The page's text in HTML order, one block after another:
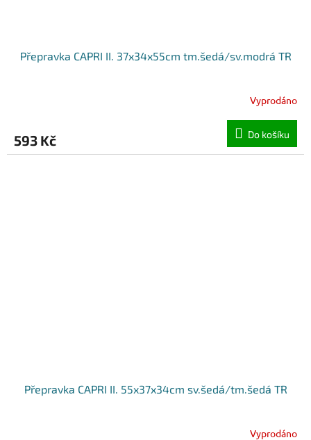
Přepravka CAPRI II. 37x34x55cm tm.šedá/sv.modrá TR
Vyprodáno
593 Kč Do košíku
Přepravka CAPRI II. 55x37x34cm sv.šedá/tm.šedá TR
Vyprodáno